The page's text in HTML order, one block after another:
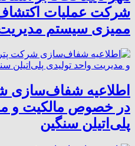
شرکت عملیات
ممیزی سیستم مدیریت
اطلاعیه
در خصوص مالکیت و
پلی‌اتیلن سنگین